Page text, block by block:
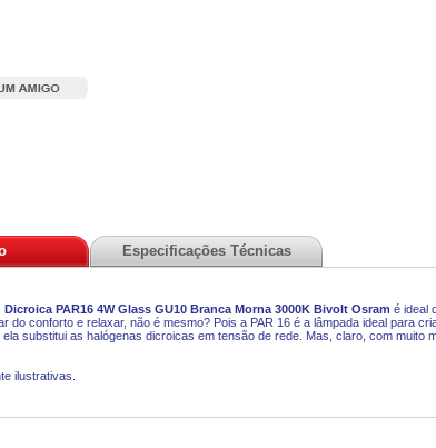
Especificações Técnicas
PAR16 4W Glass GU10 Branca Morna 3000K Bivolt Osram é ideal
do conforto e relaxar, não é mesmo? Pois a PAR 16 é a lâmpada ideal para
ela substitui as halógenas dicroicas em tensão de rede. Mas, claro, com muito
ilustrativas.